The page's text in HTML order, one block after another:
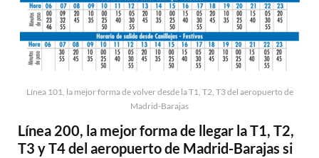
Línea 101, la mejor forma de volver desde la T1, T2, T3 del aeropuerto de
Madrid-Barajas
Línea 200, la mejor forma de llegar la T1, T2,
T3 y T4 del aeropuerto de Madrid-Barajas si